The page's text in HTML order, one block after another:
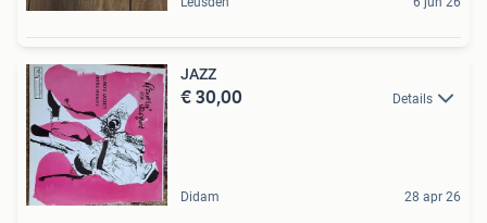
JAZZ
€ 30,00 Details
Didam 28 apr 26